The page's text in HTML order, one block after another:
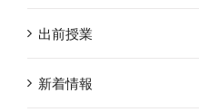
出前授業
新着情報